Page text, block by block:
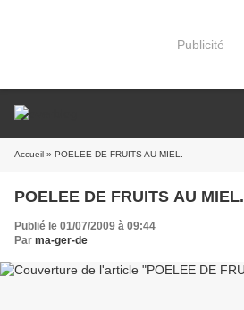
Publicité
Accueil » POELEE DE FRUITS AU MIEL.
POELEE DE FRUITS AU MIEL.
Publié le 01/07/2009 à 09:44
Par ma-ger-de